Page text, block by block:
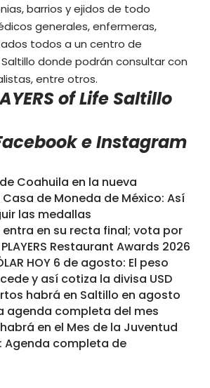
barrios y ejidos de todo
generales, enfermeras,
todos a un centro de
donde podrán consultar con
entre otros.
of Life Saltillo
eInstagram
Coahuila en la nueva
de Moneda de México: Así
las medallas
entra en su recta final; vota por
Restaurant Awards 2026
HOY 6 de agosto: El peso
y así cotiza la divisa USD
habrá en Saltillo en agosto
agenda completa del mes
en el Mes de la Juventud
Agenda completa de